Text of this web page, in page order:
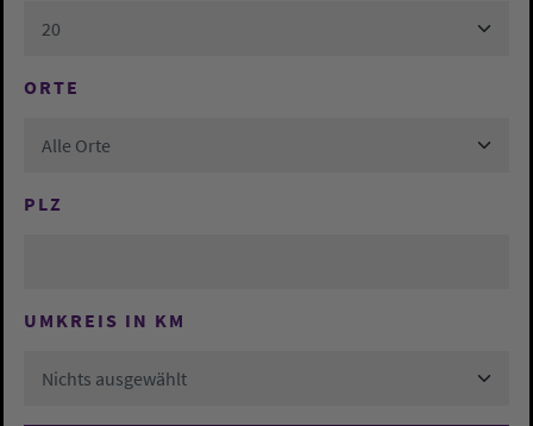
20
ORTE
Alle Orte
PLZ
UMKREIS IN KM
Nichts ausgewählt